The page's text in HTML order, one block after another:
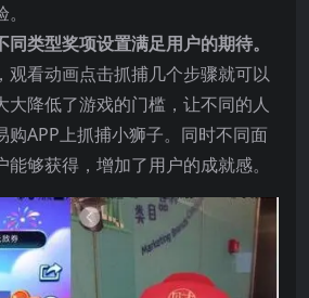
类型奖项设置满足用户的期待。
观看动画点击抓捕几个步骤就可以
大降低了游戏的门槛，让不同的人
购APP上抓捕小狮子。同时不同面
够获得，增加了用户的成就感。